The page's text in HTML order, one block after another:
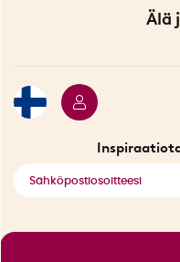
Älä
Katso